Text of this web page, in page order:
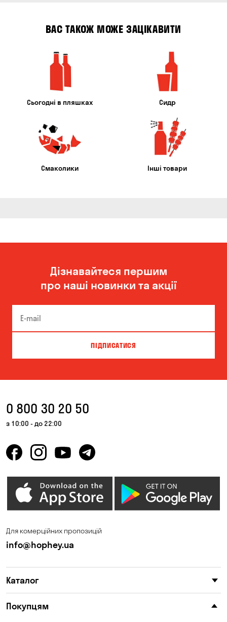
ВАС ТАКОЖ МОЖЕ ЗАЦІКАВИТИ
Сьогодні в пляшках Сидр
Смаколики Інші товари
Дізнавайтеся першим
про наші новинки та акції
ПІДПИСАТИСЯ
0 800 30 20 50
з 10:00 - до 22:00
Для комерційних пропозицій
info@hophey.ua
Каталог
Покупцям